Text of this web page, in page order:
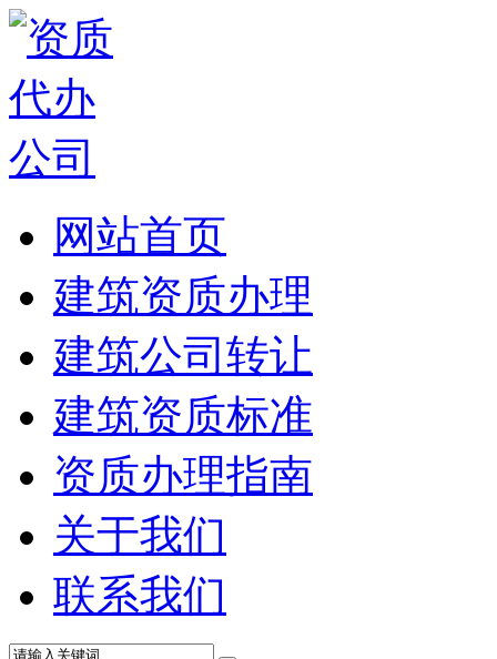
网站首页
建筑资质办理
建筑公司转让
建筑资质标准
资质办理指南
关于我们
联系我们